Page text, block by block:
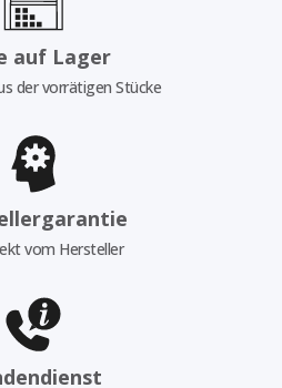
auf Lager
der vorrätigen Stücke
vom Hersteller